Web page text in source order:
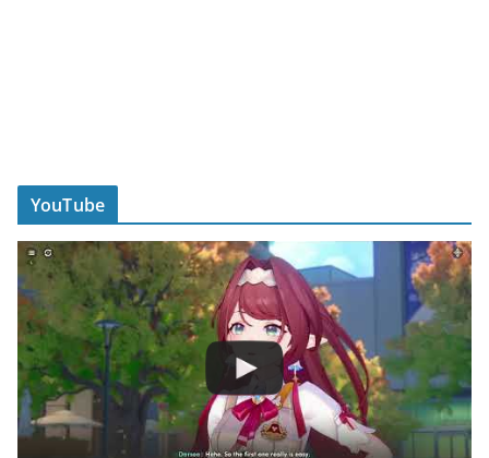
YouTube